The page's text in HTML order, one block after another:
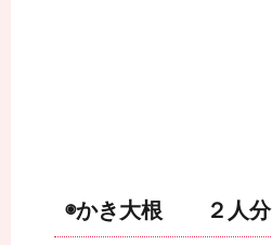
◉かき大根 ２人分